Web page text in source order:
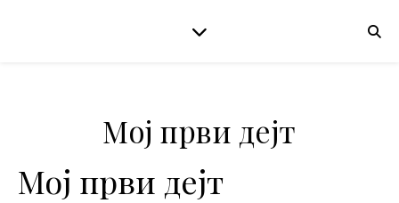
Мој први дејт
Мој први дејт